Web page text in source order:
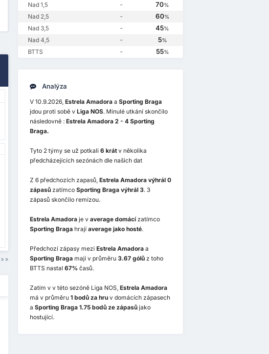
Nad 1,5 - 70%
Nad 2,5 - 60%
Nad 3,5 - 45%
Nad 4,5 - 5%
BTTS - 55%
Analýza
V 10.9.2026, Estrela Amadoraa Sporting Braga
jdou proti sobě v Liga NOS. Minulé utkání skončilo
následovně : Estrela Amadora 2 - 4 Sporting
Braga.
Tyto 2 týmy se už potkali 6 krátv několika
předcházejících sezónách dle našich dat
Z 6 předchozích zapasů, Estrela Amadora výhrál 0
zápasůzatímco Sporting Braga výhrál 3. 3
zápasů skončilo remízou.
Estrela Amadoraje v average domácízatímco
Sporting Bragahrají average jako hosté.
Předchozí zápasy mezi Estrela Amadoraa
Sporting Bragamají v průměru 3.67 gólůz toho
BTTS nastal 67% časů.
Zatím v v této sezóně Liga NOS, Estrela Amadora
má v průměru 1 bodů za hruv domácích zápasech
a Sporting Braga 1.75 bodů ze zápasůjako
hostující.